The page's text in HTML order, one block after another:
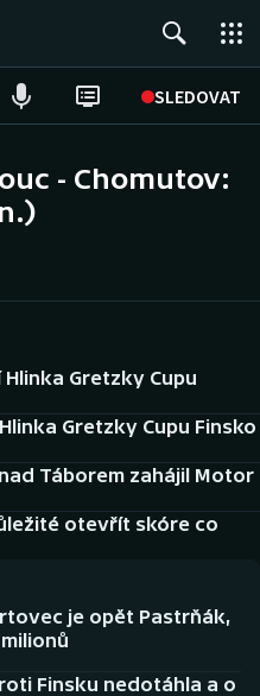
SLEDOVAT
- Chomutov:
Gretzky Cupu
Gretzky Cupu Finsko
Táborem zahájil Motor
otevřít skóre co
je opět Pastrňák,
Finsku nedotáhla a o